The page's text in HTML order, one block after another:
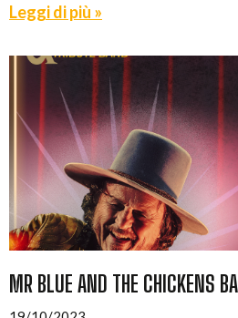
Leggi di più »
MR BLUE AND THE CHICKENS